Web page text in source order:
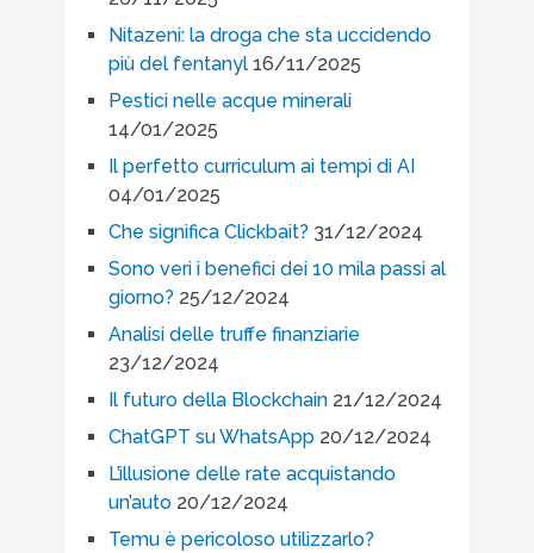
Nitazeni: la droga che sta uccidendo
più del fentanyl 16/11/2025
Pestici nelle acque minerali
14/01/2025
Il perfetto curriculum ai tempi di AI
04/01/2025
Che significa Clickbait? 31/12/2024
Sono veri i benefici dei 10 mila passi al
giorno? 25/12/2024
Analisi delle truffe finanziarie
23/12/2024
Il futuro della Blockchain 21/12/2024
ChatGPT su WhatsApp 20/12/2024
L’illusione delle rate acquistando
un’auto 20/12/2024
Temu è pericoloso utilizzarlo?